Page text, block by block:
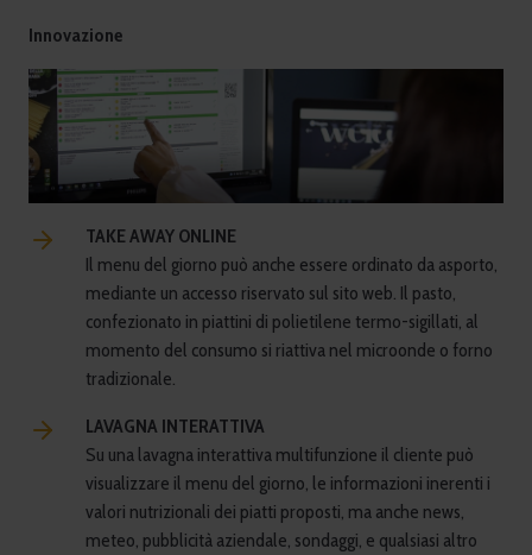
Innovazione
TAKE AWAY ONLINE
Il menu del giorno può anche essere ordinato da asporto,
mediante un accesso riservato sul sito web. Il pasto,
confezionato in piattini di polietilene termo-sigillati, al
momento del consumo si riattiva nel microonde o forno
tradizionale.
LAVAGNA INTERATTIVA
Su una lavagna interattiva multifunzione il cliente può
visualizzare il menu del giorno, le informazioni inerenti i
valori nutrizionali dei piatti proposti, ma anche news,
meteo, pubblicità aziendale, sondaggi, e qualsiasi altro